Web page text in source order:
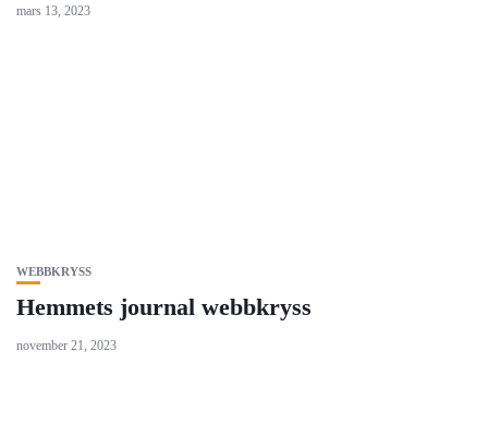
mars 13, 2023
WEBBKRYSS
Hemmets journal webbkryss
november 21, 2023